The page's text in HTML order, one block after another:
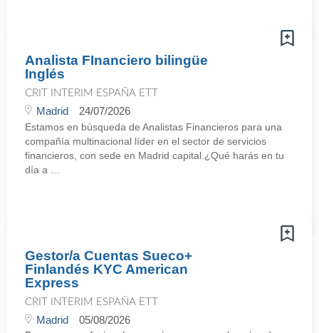
Analista FInanciero bilingüe
Inglés
CRIT INTERIM ESPAÑA ETT
Madrid 24/07/2026
Estamos en búsqueda de Analistas Financieros para una
compañía multinacional líder en el sector de servicios
financieros, con sede en Madrid capital.¿Qué harás en tu
día a ...
Gestor/a Cuentas Sueco+
Finlandés KYC American
Express
CRIT INTERIM ESPAÑA ETT
Madrid 05/08/2026